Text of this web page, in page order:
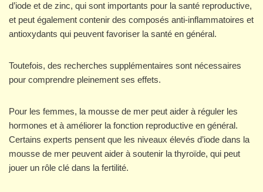
d’iode et de zinc, qui sont importants pour la santé reproductive,
et peut également contenir des composés anti-inflammatoires et
antioxydants qui peuvent favoriser la santé en général.
Toutefois, des recherches supplémentaires sont nécessaires
pour comprendre pleinement ses effets.
Pour les femmes, la mousse de mer peut aider à réguler les
hormones et à améliorer la fonction reproductive en général.
Certains experts pensent que les niveaux élevés d’iode dans la
mousse de mer peuvent aider à soutenir la thyroïde, qui peut
jouer un rôle clé dans la fertilité.